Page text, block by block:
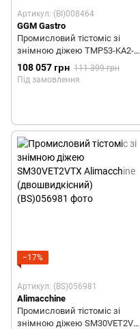
Артикул: (BI)008464
GGM Gastro
Промисловий тістоміс зі
знімною діжею TMP53-KA2-N
GGM GASTRO (2 швидкості)
108 057 грн 111 399 грн
Під замовлення
−17%
Артикул: (BS)056981
Alimacchine
Промисловий тістоміс зі
знімною діжею SM30VET2VTX